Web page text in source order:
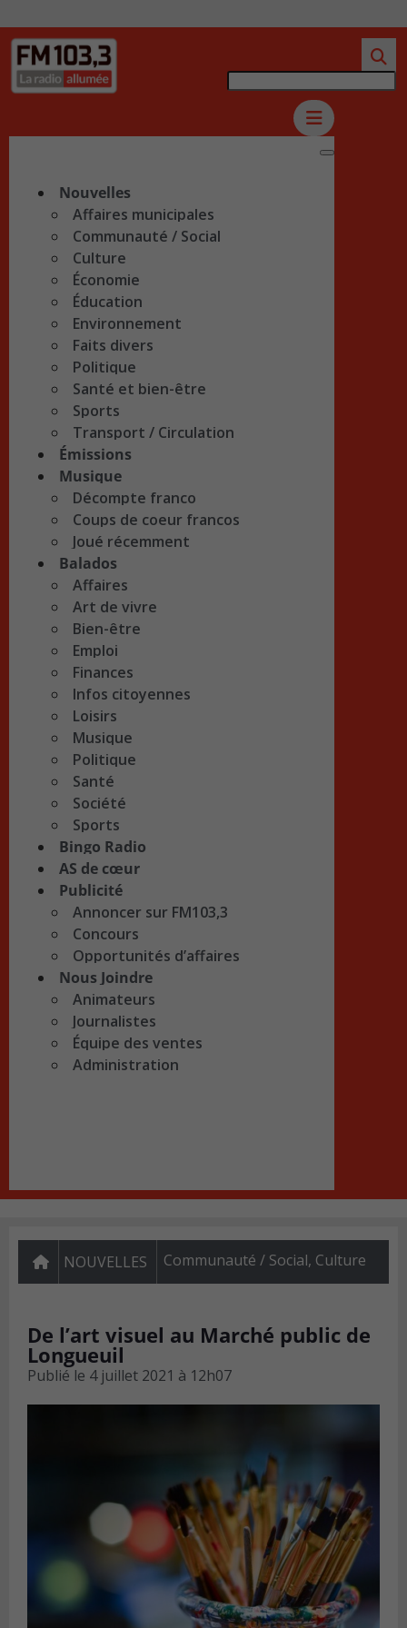
Nouvelles
Affaires municipales
Communauté / Social
Culture
Économie
Éducation
Environnement
Faits divers
Politique
Santé et bien-être
Sports
Transport / Circulation
Émissions
Musique
Décompte franco
Coups de coeur francos
Joué récemment
Balados
Affaires
Art de vivre
Bien-être
Emploi
Finances
Infos citoyennes
Loisirs
Musique
Politique
Santé
Société
Sports
Bingo Radio
AS de cœur
Publicité
Annoncer sur FM103,3
Concours
Opportunités d’affaires
Nous Joindre
Animateurs
Journalistes
Équipe des ventes
Administration
NOUVELLES Communauté / Social, Culture
De l’art visuel au Marché public de
Longueuil
Publié le 4 juillet 2021 à 12h07